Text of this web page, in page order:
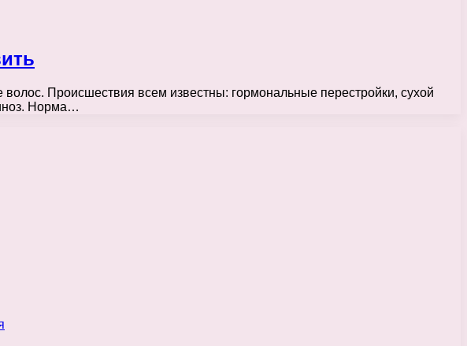
Происшествия всем известны: гормональные перестройки, сухой
Норма…